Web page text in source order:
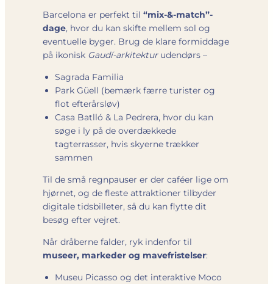
Barcelona er perfekt til “mix-&-match”-
dage, hvor du kan skifte mellem sol og
eventuelle byger. Brug de klare formiddage
på ikonisk Gaudí-arkitekturudendørs –
Sagrada Familia
Park Güell (bemærk færre turister og
flot efterårsløv)
Casa Batlló & La Pedrera, hvor du kan
søge i ly på de over­dækkede
tagterrasser, hvis skyerne trækker
sammen
Til de små regnpauser er der caféer lige om
hjørnet, og de fleste attraktioner tilbyder
digitale tids­billeter, så du kan flytte dit
besøg efter vejret.
Når dråberne falder, ryk indenfor til
museer, markeder og mave­fristelser:
Museu Picasso og det interaktive Moco